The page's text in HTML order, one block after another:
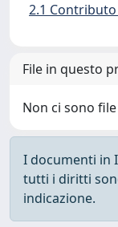
2.1
File in questo
Non ci sono
I documenti in
tutti i diritti
indicazione.